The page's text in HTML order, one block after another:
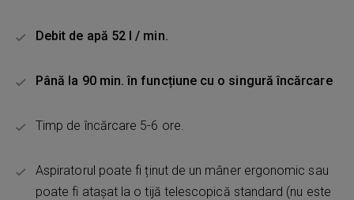
Debit de apă 52 l / min.
Până la 90 min. în funcțiune cu o singură încărcare
Timp de încărcare 5-6 ore.
Aspiratorul poate fi ținut de un mâner ergonomic sau
poate fi atașat la o tijă telescopică standard (nu este